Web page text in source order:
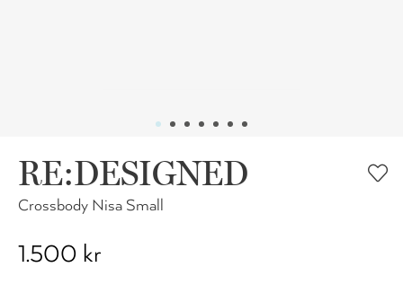
RE:DESIGNED
Crossbody Nisa Small
1.500 kr